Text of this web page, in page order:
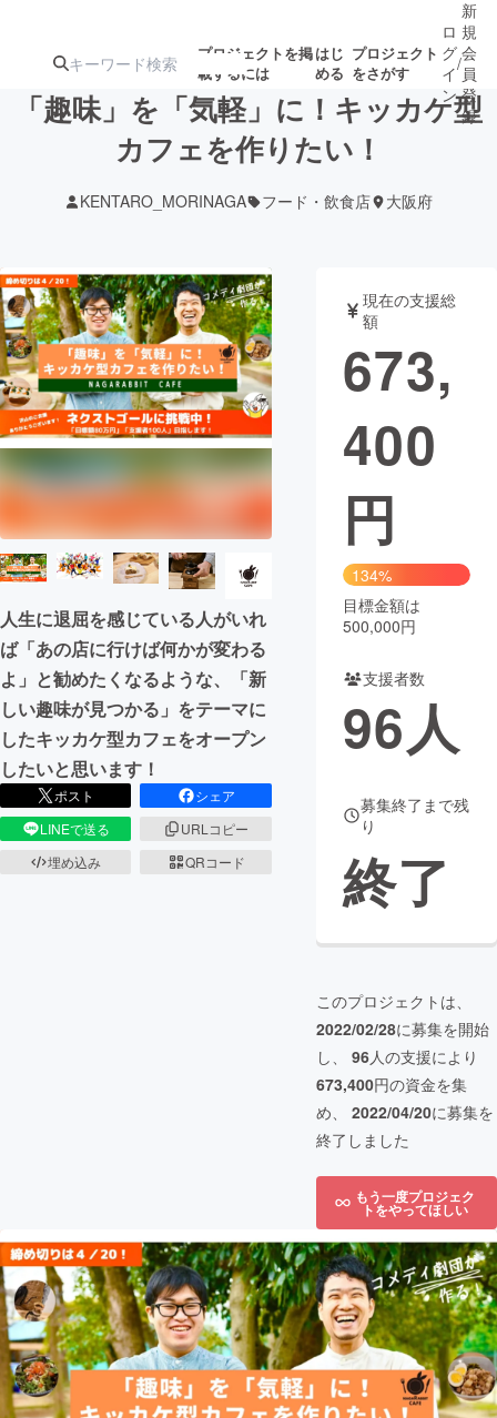
プロジェクトを掲
載するには
はじ
める
プロジェクト
をさがす
ターン
ジェクト
募集終了が近いプ
ロジェクト
もうすぐ公開
されます
アート・写真 音楽
テクノロジー・ガジェット ゲーム・サ
映像・映画
ビジネス・起業
まちづくり・地域活性化
CAMPFIRE for Social Good
CAMPFIRE Creation
CAMPFIREふるさと納税machi-ya コミュニティ
ロ
グ
イ
ン
/
新
規
会
員
登
録
「趣味」を「気軽」に！キッカケ型
カフェを作りたい！
KENTARO_MORINAGA フード・飲食店 大阪府
人生に退屈を感じている人がいれ
ば「あの店に行けば何かが変わる
よ」と勧めたくなるような、「新
しい趣味が見つかる」をテーマに
したキッカケ型カフェをオープン
したいと思います！
ポスト
シェア
LINEで送る
URLコピー
埋め込み
QRコード
現在の支援総
額
673,
400
円
134%
目標金額は
500,000円
支援者数
96人
募集終了まで残
り
終了
このプロジェクトは、
2022/02/28に募集を開始
し、 96人の支援により
673,400円の資金を集
め、 2022/04/20に募集を
終了しました
もう一度プロジェク
トをやってほしい